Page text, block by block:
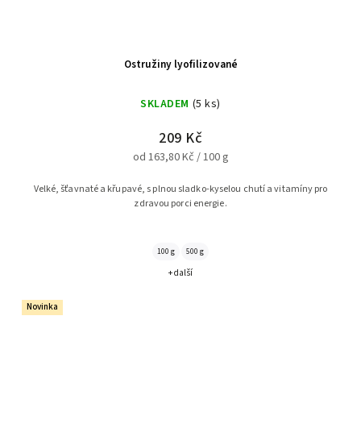
Ostružiny lyofilizované
SKLADEM (5 ks)
209 Kč
od 163,80 Kč / 100 g
Velké, šťavnaté a křupavé, s plnou sladko-kyselou chutí a vitamíny pro
zdravou porci energie.
100 g 500 g
+ další
Novinka